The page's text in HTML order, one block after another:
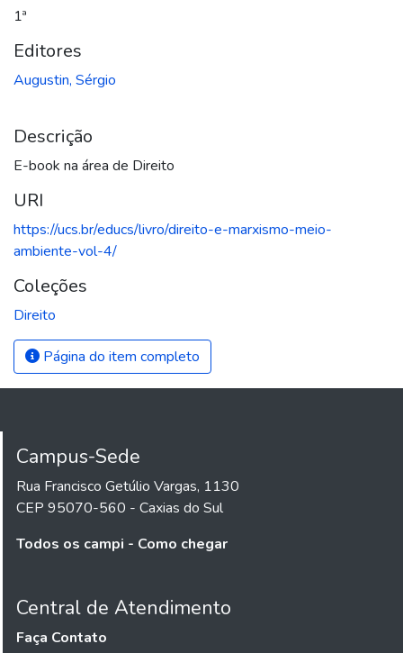
1ª
Editores
Augustin, Sérgio
Descrição
E-book na área de Direito
URI
https://ucs.br/educs/livro/direito-e-marxismo-meio-
ambiente-vol-4/
Coleções
Direito
Página do item completo
Campus-Sede
Rua Francisco Getúlio Vargas, 1130
CEP 95070-560 - Caxias do Sul
Todos os campi - Como chegar
Central de Atendimento
Faça Contato